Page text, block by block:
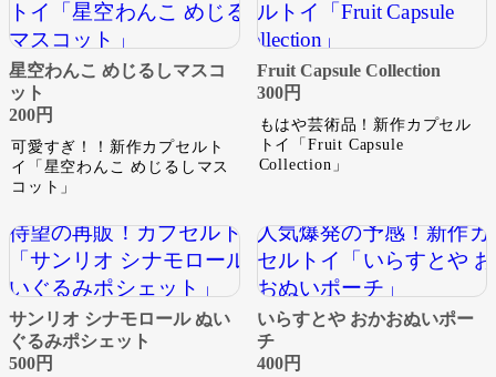
星空わんこ めじるしマスコ
ット
200円
可愛すぎ！！新作カプセルト
イ「星空わんこ めじるしマス
コット」
Fruit Capsule Collection
300円
もはや芸術品！新作カプセル
トイ「Fruit Capsule
Collection」
サンリオ シナモロール ぬい
ぐるみポシェット
500円
いらすとや おかおぬいポー
チ
400円